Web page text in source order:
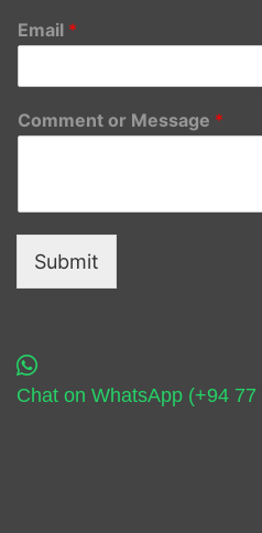
Email *
Comment or Message *
Submit
Chat on WhatsApp (+94 77